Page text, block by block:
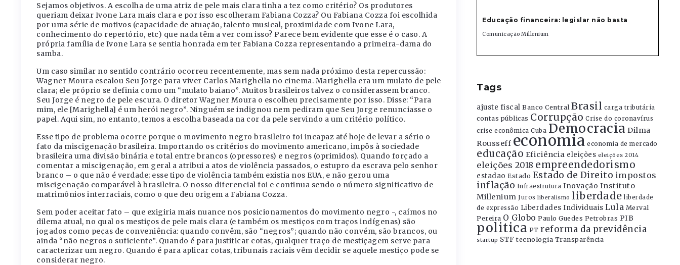
Sejamos objetivos. A escolha de uma atriz de pele mais clara tinha a tez como critério? Os produtores
queriam deixar Ivone Lara mais clara e por isso escolheram Fabiana Cozza? Ou Fabiana Cozza foi escolhida
por uma série de motivos (capacidade de atuação, talento musical, proximidade com Ivone Lara,
conhecimento do repertório, etc) que nada têm a ver com isso? Parece bem evidente que esse é o caso. A
própria família de Ivone Lara se sentia honrada em ter Fabiana Cozza representando a primeira-dama do
samba.
Um caso similar no sentido contrário ocorreu recentemente, mas sem nada próximo desta repercussão:
Wagner Moura escalou Seu Jorge para viver Carlos Marighella no cinema. Marighella era um mulato de pele
clara; ele próprio se definia como um “mulato baiano”. Muitos brasileiros talvez o considerassem branco.
Seu Jorge é negro de pele escura. O diretor Wagner Moura o escolheu precisamente por isso. Disse: “Para
mim, ele [Marighella] é um herói negro”. Ninguém se indignou nem pediram que Seu Jorge renunciasse o
papel. Aqui sim, no entanto, temos a escolha baseada na cor da pele servindo a um critério político.
Esse tipo de problema ocorre porque o movimento negro brasileiro foi incapaz até hoje de levar a sério o
fato da miscigenação brasileira. Importando os critérios do movimento americano, impôs à sociedade
brasileira uma divisão binária e total entre brancos (opressores) e negros (oprimidos). Quando forçado a
comentar a miscigenação, em geral a atribui a atos de violência passados, o estupro da escrava pelo senhor
branco – o que não é verdade; esse tipo de violência também existia nos EUA, e não gerou uma
miscigenação comparável à brasileira. O nosso diferencial foi e continua sendo o número significativo de
matrimônios interraciais, como o que deu origem a Fabiana Cozza.
Sem poder aceitar fato – que exigiria mais nuance nos posicionamentos do movimento negro -, caímos no
dilema atual, no qual os mestiços de pele mais clara (e também os mestiços com traços indígenas) são
jogados como peças de conveniência: quando convêm, são “negros”; quando não convém, são brancos, ou
ainda “não negros o suficiente”. Quando é para justificar cotas, qualquer traço de mestiçagem serve para
caracterizar um negro. Quando é para aplicar cotas, tribunais raciais vêm decidir se aquele mestiço pode se
considerar negro.
Educação financeira: legislar não basta
Comunicação Millenium
Tags
ajuste fiscal Banco Central Brasil carga tributária
contas públicas Corrupção Crise do coronavírus
crise econômica Cuba Democracia Dilma
Rousseff economia economia de mercado
educação Eficiência eleições eleições 2014
eleições 2018 empreendedorismo
estadao Estado Estado de Direito impostos
inflação Infraestrutura Inovação Instituto
Millenium Juros liberalismo liberdade liberdade
de expressão Liberdades Individuais Lula Merval
Pereira O Globo Paulo Guedes Petrobras PIB
politica PT reforma da previdência
startup STF tecnologia Transparência